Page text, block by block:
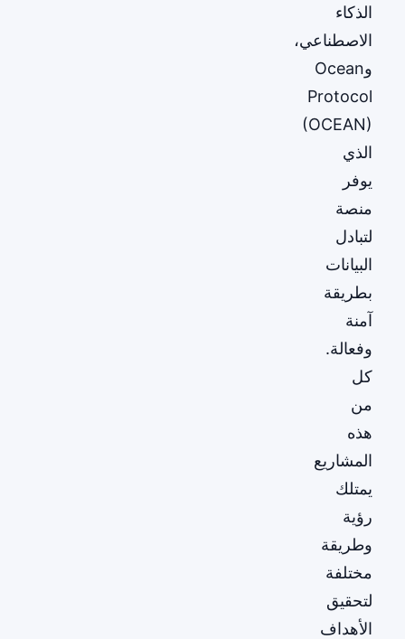
الذكاء
الاصطناعي،
وOcean
Protocol
(OCEAN)
الذي
يوفر
منصة
لتبادل
البيانات
بطريقة
آمنة
وفعالة.
كل
من
هذه
المشاريع
يمتلك
رؤية
وطريقة
مختلفة
لتحقيق
الأهداف